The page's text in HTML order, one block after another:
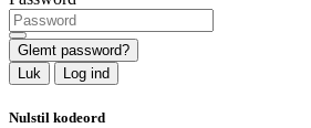
Glemt password?
Luk
Log ind
Nulstil kodeord